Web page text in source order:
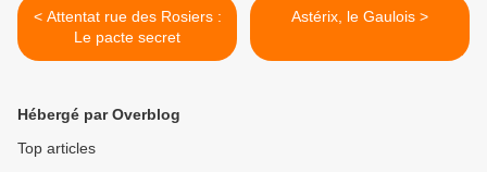
< Attentat rue des Rosiers :
Le pacte secret
Astérix, le Gaulois >
Hébergé par Overblog
Top articles